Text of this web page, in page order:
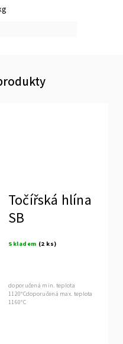
Točířská hlína
SB
Skladem (2 ks)
doporučená min. teplota
1120°Cdoporučená max. teplota
1160°C